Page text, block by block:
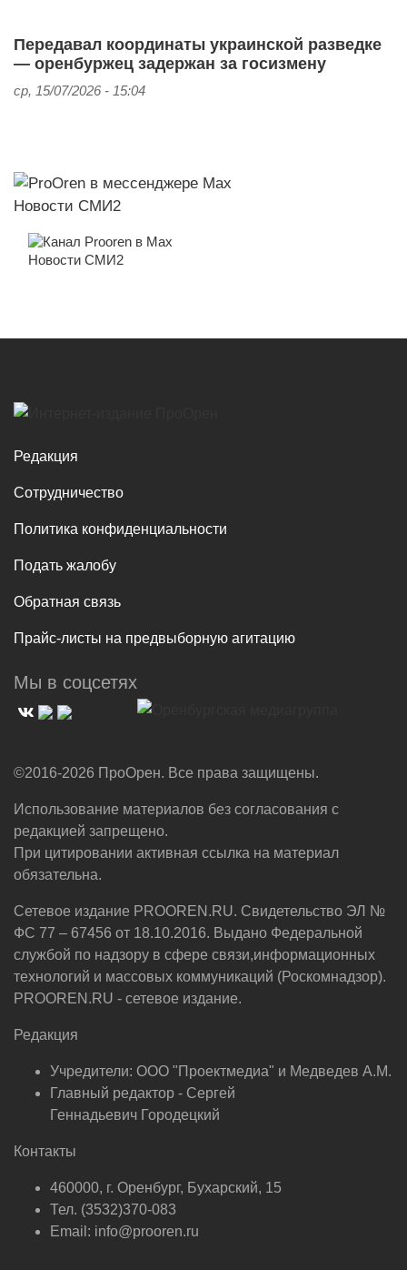
Передавал координаты украинской разведке
— оренбуржец задержан за госизмену
ср, 15/07/2026 - 15:04
Новости СМИ2
Новости СМИ2
Редакция
Сотрудничество
Политика конфиденциальности
Подать жалобу
Обратная связь
Прайс-листы на предвыборную агитацию
Мы в соцсетях
©2016-2026 ПроОрен. Все права защищены.
Использование материалов без согласования с
редакцией запрещено.
При цитировании активная ссылка на материал
обязательна.
Сетевое издание PROOREN.RU. Свидетельство ЭЛ №
ФС 77 – 67456 от 18.10.2016. Выдано Федеральной
службой по надзору в сфере связи,информационных
технологий и массовых коммуникаций (Роскомнадзор).
PROOREN.RU - сетевое издание.
Редакция
Учредители: ООО "Проектмедиа" и Медведев А.М.
Главный редактор - Сергей
Геннадьевич Городецкий
Контакты
460000, г. Оренбург, Бухарский, 15
Тел. (3532)370-083
Email: info@prooren.ru